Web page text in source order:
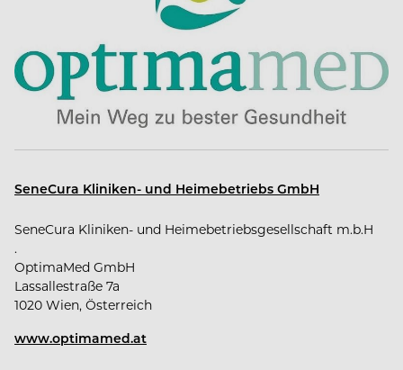
SeneCura Kliniken- und Heimebetriebs GmbH
SeneCura Kliniken- und Heimebetriebsgesellschaft m.b.H
.
OptimaMed GmbH
Lassallestraße 7a
1020 Wien, Österreich
www.optimamed.at